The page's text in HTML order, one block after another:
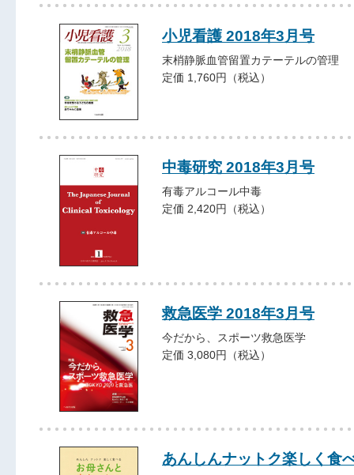
小児看護 2018年3月号
末梢静脈血管留置カテーテルの管理
定価 1,760円（税込）
中毒研究 2018年3月号
有毒アルコール中毒
定価 2,420円（税込）
救急医学 2018年3月号
今だから、スポーツ救急医学
定価 3,080円（税込）
あんしんナットク楽しく